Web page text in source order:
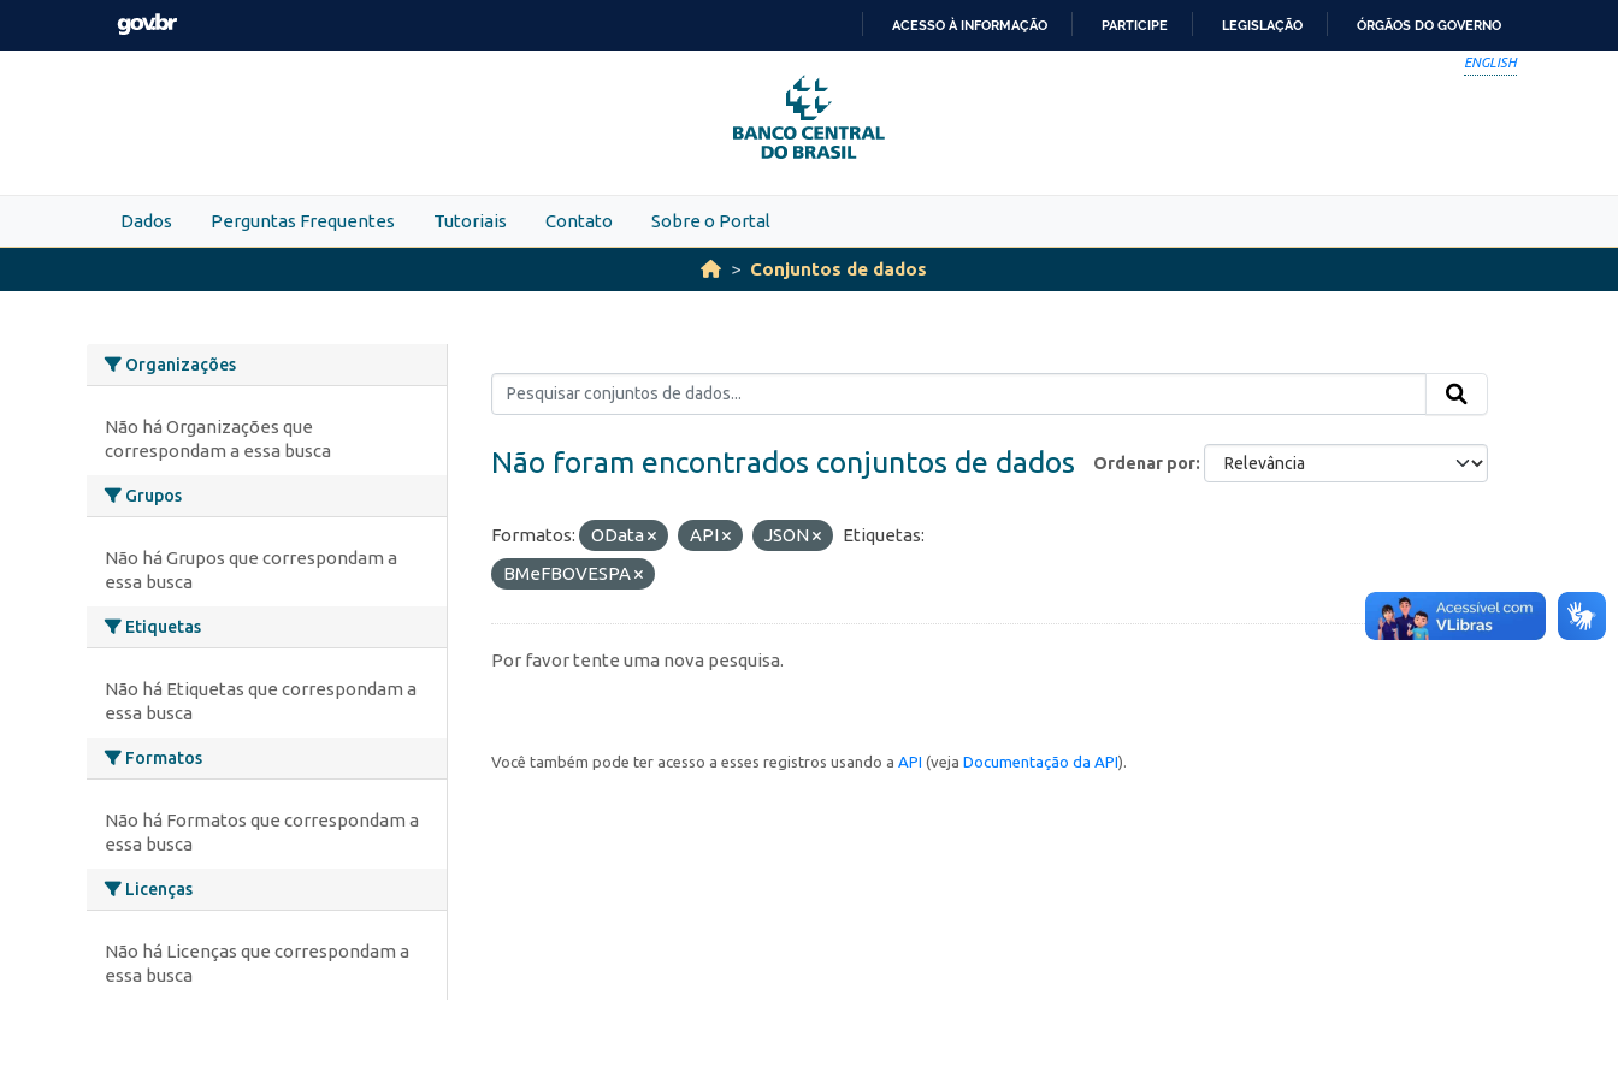
Skip to main content
PARA
O
CONTEÚDO
ACESSO À INFORMAÇÃO PARTICIPE LEGISLAÇÃO ÓRGÃOS DO GOVERNO
ENGLISH
Dados Perguntas Frequentes Tutoriais Contato Sobre o Portal
Conjuntos de dados
Organizações
Não há Organizações que
correspondam a essa busca
Grupos
Não há Grupos que correspondam a
essa busca
Etiquetas
Não há Etiquetas que correspondam a
essa busca
Formatos
Não há Formatos que correspondam a
essa busca
Licenças
Não há Licenças que correspondam a
essa busca
Ordenar por
Não foram encontrados conjuntos de dados
Formatos: OData API JSON
Etiquetas:
BMeFBOVESPA
Por favor tente uma nova pesquisa.
Você também pode ter acesso a esses registros usando a API (veja Documentação da API).